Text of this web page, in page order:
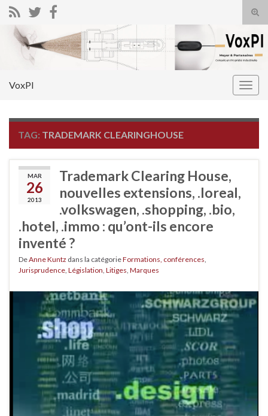
Search for:
VoxPI
TAG: TRADEMARK CLEARINGHOUSE
MAR
26
2013
Trademark Clearing House,
nouvelles extensions, .loreal,
.volkswagen, .shopping, .bio,
.hotel, .immo : qu’ont-ils encore
inventé ?
DeAnne Kuntz dans la catégorieFormations, conférences
Jurisprudence Législation Litiges Marques